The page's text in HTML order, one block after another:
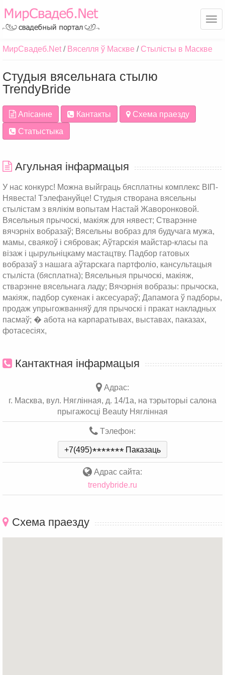
МирСвадеб.Net Вяселля ў Маскве Стылісты в Маскве
Студыя вясельнага стылю
TrendyBride
Апісанне Кантакты
Схема праезду
Статыстыка
Агульная інфармацыя
У нас конкурс! Можна выйграць бясплатны комплекс ВІП-
Нявеста! Тэлефануйце! Студыя створана вясельны
стылістам з вялікім вопытам Настай Жаворонковой.
Вясельныя прычоскі, макіяж для нявест; Стварэнне
вячэрніх вобразаў; Вясельны вобраз для будучага мужа,
мамы, сваякоў і сябровак; Аўтарскія майстар-класы па
візаж і цырульніцкаму мастацтву. Падбор гатовых
вобразаў з нашага аўтарскага партфоліо, кансультацыя
стыліста (бясплатна); Вясельныя прычоскі, макіяж,
стварэнне вясельнага ладу; Вячэрнія вобразы: прычоска,
макіяж, падбор сукенак і аксесуараў; Дапамога ў падборы,
продаж упрыгожванняў для прычоскі і пракат накладных
пасмаў; � абота на карпаратывах, выставах, паказах,
фотасесіях,
Кантактная інфармацыя
Адрас:
г. Масква, вул. Няглінная, д. 14/1а, на тэрыторыі салона
прыгажосці Beauty Няглінная
Тэлефон:
+7(495)******* Паказаць
Адрас сайта:
trendybride.ru
Схема праезду